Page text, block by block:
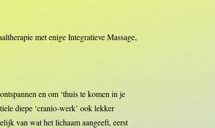
met enige Integratieve Massage,
en om ‘thuis te komen in je
diepe ‘cranio-werk’ ook lekker
van wat het lichaam aangeeft, eerst